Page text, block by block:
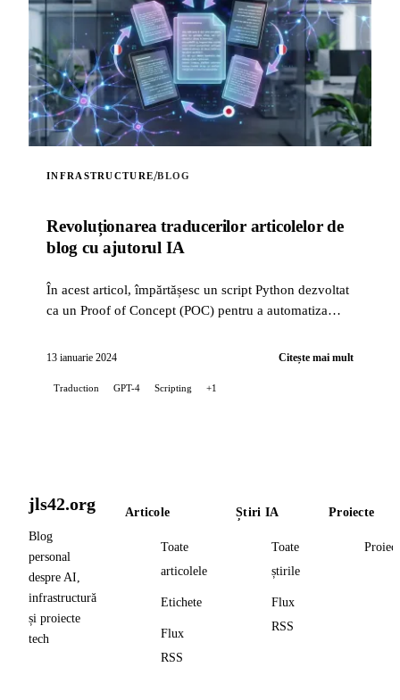
INFRASTRUCTURE/BLOG
Revoluționarea traducerilor articolelor de
blog cu ajutorul IA
În acest articol, împărtășesc un script Python dezvoltat
ca un Proof of Concept (POC) pentru a automatiza
13 ianuarie 2024 Citește mai mult
Traduction GPT-4 Scripting +1
jls42.org
Blog
personal
despre AI,
infrastructură
și proiecte
tech
Articole
Toate
articolele
Etichete
Flux
RSS
Știri IA
Toate
știrile
Flux
RSS
Proiecte